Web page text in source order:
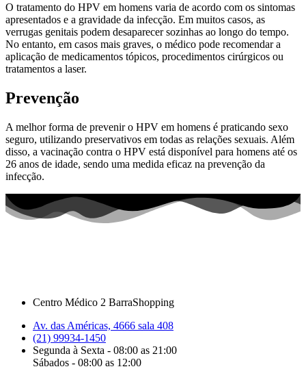
O tratamento do HPV em homens varia de acordo com os sintomas
apresentados e a gravidade da infecção. Em muitos casos, as
verrugas genitais podem desaparecer sozinhas ao longo do tempo.
No entanto, em casos mais graves, o médico pode recomendar a
aplicação de medicamentos tópicos, procedimentos cirúrgicos ou
tratamentos a laser.
Prevenção
A melhor forma de prevenir o HPV em homens é praticando sexo
seguro, utilizando preservativos em todas as relações sexuais. Além
disso, a vacinação contra o HPV está disponível para homens até os
26 anos de idade, sendo uma medida eficaz na prevenção da
infecção.
Centro Médico 2 BarraShopping
Av. das Américas, 4666 sala 408
(21) 99934-1450
Segunda à Sexta - 08:00 as 21:00
Sábados - 08:00 as 12:00